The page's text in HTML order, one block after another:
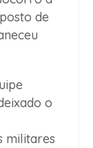
de
o
militares